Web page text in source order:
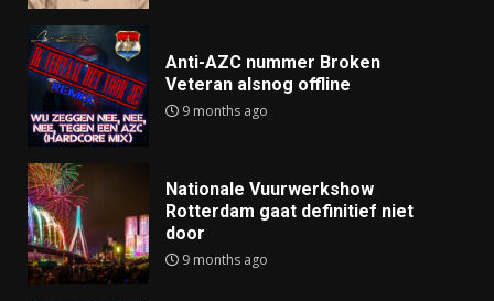
Anti-AZC nummer Broken
Veteran alsnog offline
9 months ago
Nationale Vuurwerkshow
Rotterdam gaat definitief niet
door
9 months ago